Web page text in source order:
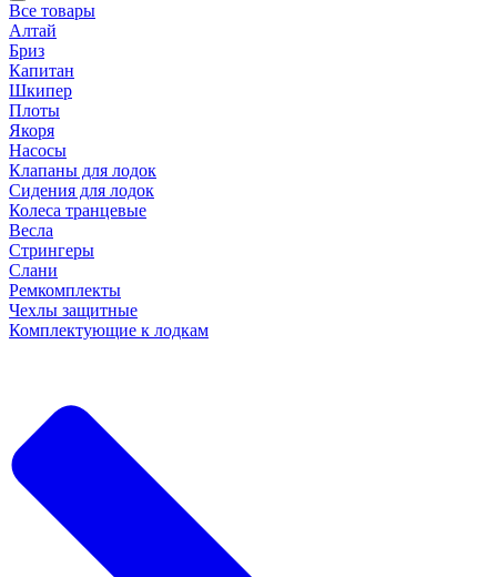
Все товары
Алтай
Бриз
Капитан
Шкипер
Плоты
Якоря
Насосы
Клапаны для лодок
Сидения для лодок
Колеса транцевые
Весла
Стрингеры
Слани
Ремкомплекты
Чехлы защитные
Комплектующие к лодкам